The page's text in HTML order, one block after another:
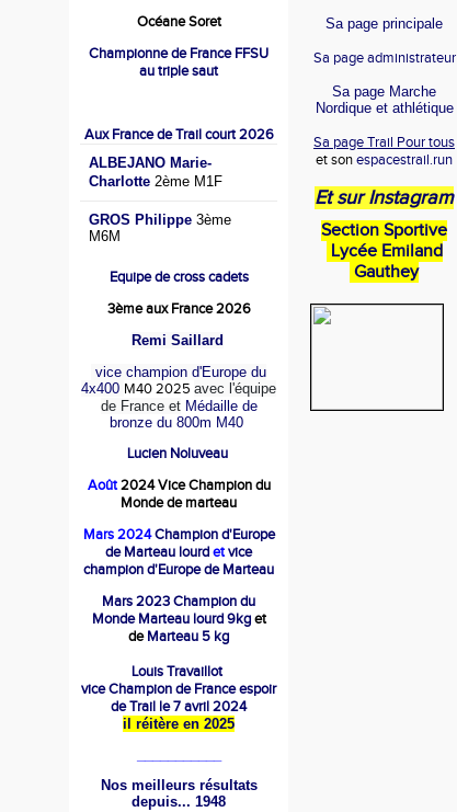
Océane Soret
Championne de France FFSU
au triple saut
Aux France de Trail court 2026
ALBEJANO Marie-
Charlotte 2ème M1F
GROS Philippe 3ème
M6M
Equipe de cross cadets
3ème aux France 2026
Remi Saillard
vice champion d'Europe du
4x400 M40 2025 avec l'équipe
de France et Médaille de
bronze du 800m M40
Lucien Noluveau
Août2024 Vice Champion du
Monde de marteau
Mars 2024Champion d'Europe
de Marteau lourdetvice
champion d'Europe de Marteau
Mars 2023 Champion du
Monde Marteau lourd 9kget
deMarteau 5 kg
Louis Travaillot
vice Champion de France espoir
de Trail le 7 avril 2024
il réitère en 2025
Nos meilleurs résultats
depuis... 1948
Sa page principale
Sa page administrateur
Sa page Marche
Nordique et athlétique
Sa page Trail Pour tous
et sonespacestrail.run
Et sur Instagram
Section Sportive
Lycée Emiland
Gauthey